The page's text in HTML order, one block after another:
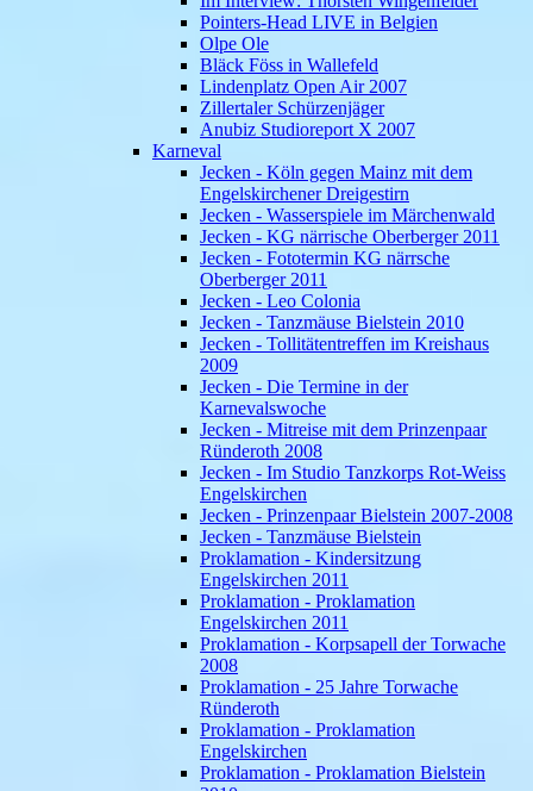
Pointers-Head LIVE in Belgien
Olpe Ole
Bläck Föss in Wallefeld
Lindenplatz Open Air 2007
Zillertaler Schürzenjäger
Anubiz Studioreport X 2007
Karneval
Jecken - Köln gegen Mainz mit dem
Engelskirchener Dreigestirn
Jecken - Wasserspiele im Märchenwald
Jecken - KG närrische Oberberger 2011
Jecken - Fototermin KG närrsche
Oberberger 2011
Jecken - Leo Colonia
Jecken - Tanzmäuse Bielstein 2010
Jecken - Tollitätentreffen im Kreishaus
2009
Jecken - Die Termine in der
Karnevalswoche
Jecken - Mitreise mit dem Prinzenpaar
Ründeroth 2008
Jecken - Im Studio Tanzkorps Rot-Weiss
Engelskirchen
Jecken - Prinzenpaar Bielstein 2007-2008
Jecken - Tanzmäuse Bielstein
Proklamation - Kindersitzung
Engelskirchen 2011
Proklamation - Proklamation
Engelskirchen 2011
Proklamation - Korpsapell der Torwache
2008
Proklamation - 25 Jahre Torwache
Ründeroth
Proklamation - Proklamation
Engelskirchen
Proklamation - Proklamation Bielstein